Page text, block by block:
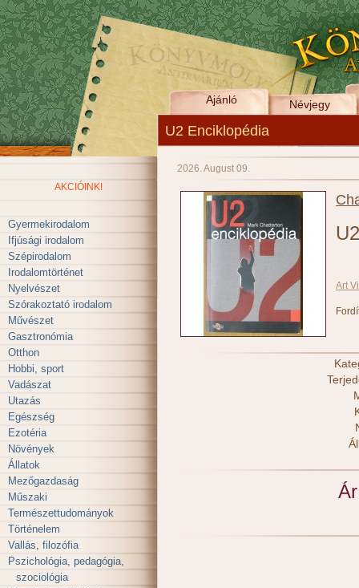
Ajánló Névjegy
U2 Enciklopédia
AKCIÓINK!
Gyermekirodalom
Ifjúsági irodalom
Szépirodalom
Irodalomtörténet
Nyelvészet
Szórakoztató irodalom
Művészet
Gasztronómia
Otthon
Hobbi, sport
Vadászat
Utazás
Egészség
Ezotéria
Növények
Állatok
Mezőgazdaság
Műszaki
Természettudományok
Történelem
Vallás, filozófia
Pszichológia, pedagógia,
szociológia
2026. August 09.
Art